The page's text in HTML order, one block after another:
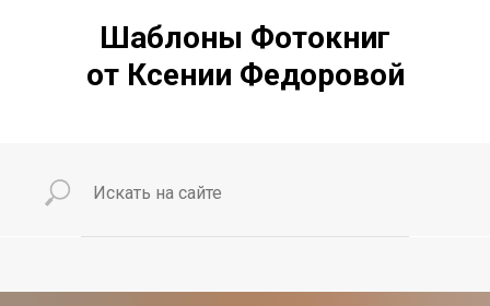
Шаблоны Фотокниг
от Ксении Федоровой